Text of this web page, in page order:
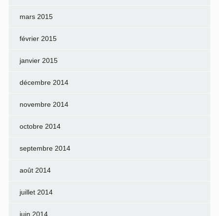
mars 2015
février 2015
janvier 2015
décembre 2014
novembre 2014
octobre 2014
septembre 2014
août 2014
juillet 2014
juin 2014